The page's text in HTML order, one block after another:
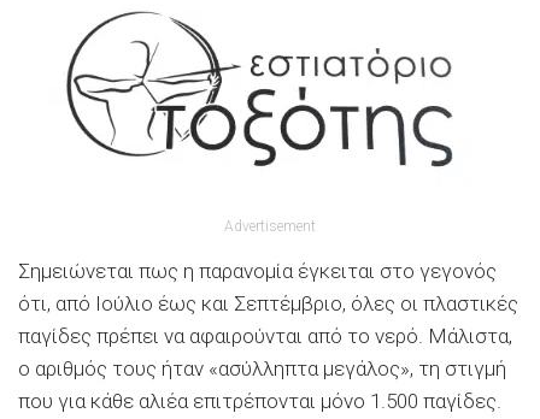
Advertisement
Σημειώνεται πως η παρανομία έγκειται στο γεγονός
ότι, από Ιούλιο έως και Σεπτέμβριο, όλες οι πλαστικές
παγίδες πρέπει να αφαιρούνται από το νερό. Μάλιστα,
ο αριθμός τους ήταν «ασύλληπτα μεγάλος», τη στιγμή
που για κάθε αλιέα επιτρέπονται μόνο 1.500 παγίδες.